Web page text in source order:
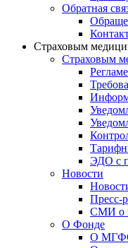
Обратная
Страховым
Страховым
ЭДО с
Новости
Пресс-
СМИ о
О Фонде
О